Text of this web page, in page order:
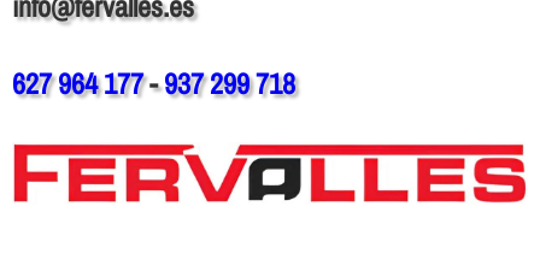
627 964 177-937 299 718